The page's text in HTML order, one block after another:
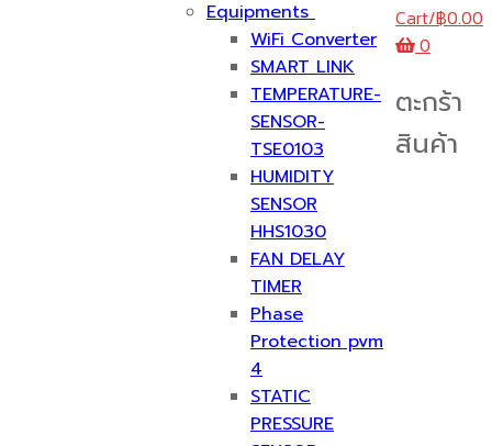
Equipments
WiFi Converter
SMART LINK
TEMPERATURE-
SENSOR-
TSE0103
HUMIDITY
SENSOR
HHS1030
FAN DELAY
TIMER
Phase
Protection pvm
4
STATIC
PRESSURE
Cart/฿0.00
0
ตะกร้า
สินค้า